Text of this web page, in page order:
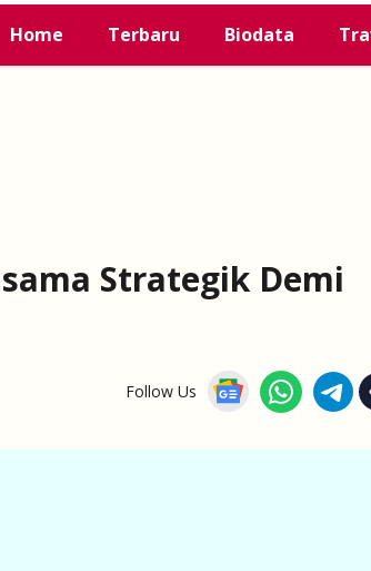
Home Terbaru Biodata
Strategik Demi
Follow Us